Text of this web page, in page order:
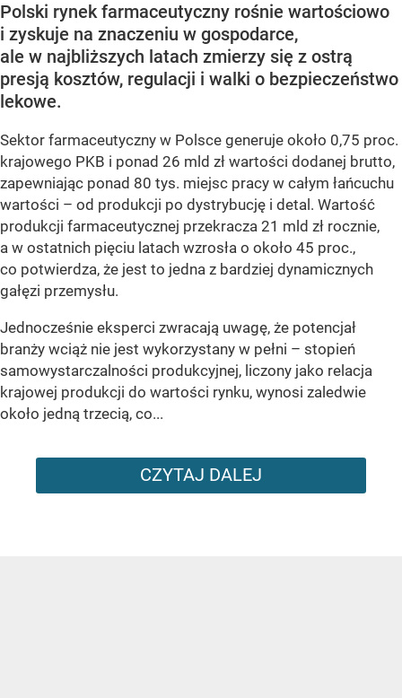
Polski rynek farmaceutyczny rośnie wartościowo
i zyskuje na znaczeniu w gospodarce,
ale w najbliższych latach zmierzy się z ostrą
presją kosztów, regulacji i walki o bezpieczeństwo
lekowe.
Sektor farmaceutyczny w Polsce generuje około 0,75 proc.
krajowego PKB i ponad 26 mld zł wartości dodanej brutto,
zapewniając ponad 80 tys. miejsc pracy w całym łańcuchu
wartości – od produkcji po dystrybucję i detal. Wartość
produkcji farmaceutycznej przekracza 21 mld zł rocznie,
a w ostatnich pięciu latach wzrosła o około 45 proc.,
co potwierdza, że jest to jedna z bardziej dynamicznych
gałęzi przemysłu.
Jednocześnie eksperci zwracają uwagę, że potencjał
branży wciąż nie jest wykorzystany w pełni – stopień
samowystarczalności produkcyjnej, liczony jako relacja
krajowej produkcji do wartości rynku, wynosi zaledwie
około jedną trzecią, co...
CZYTAJ DALEJ